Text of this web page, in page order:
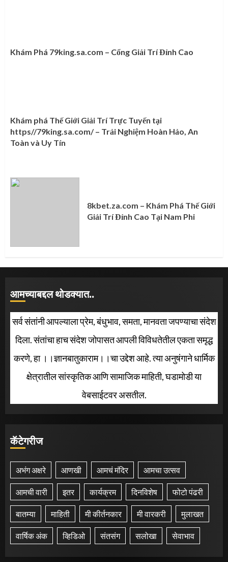
Khám Phá 79king.sa.com – Cổng Giải Trí Đỉnh Cao
Khám phá Thế Giới Giải Trí Trực Tuyến tại
https//79king.sa.com/ – Trải Nghiệm Hoàn Hảo, An
Toàn và Uy Tín
8kbet.za.com – Khám Phá Thế Giới
Giải Trí Đỉnh Cao Tại Nam Phi
आमच्याबद्दल थोडक्यात..
सर्व संतांनी आपल्याला प्रेम, बंधुभाव, समता, मानवता जपण्याचा संदेश
दिला. संतांचा हाच संदेश जोपासत आपली विविधतेतील एकता समृद्ध
करणे, हा ।।ज्ञानबातुकाराम।।चा उद्देश आहे. त्या अनुषंगाने धार्मिक
क्षेत्रातील सांस्कृतिक आणि सामाजिक माहिती, घडामोडी या
वेबसाईटवर असतील.
कॅटेगरीज
अभंग अक्षरे आणखी आमचं मंदिर आमचा उत्सव
आमची वारी इतर कार्यक्रम दिनविशेष फोटो पंढरी
बातम्या माहिती मी कीर्तनकार मी वारकरी मुलाखत
वार्षिक अंक व्हिडिओ संतसंग सलोखा सेवाभाव